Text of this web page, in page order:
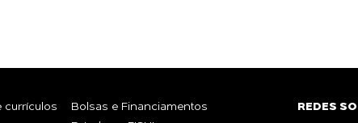
currículos
Bolsas e Financiamentos
REDES